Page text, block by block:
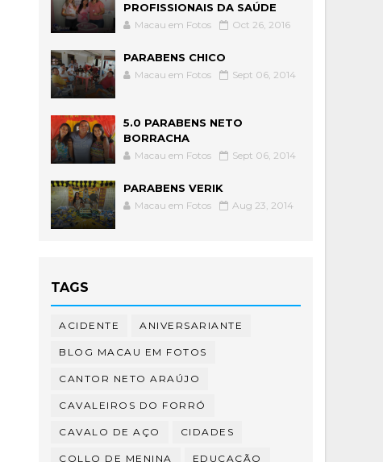
PROFISSIONAIS DA SAÚDE
Macau em Fotos Oct 26, 2016
PARABENS CHICO
Macau em Fotos Sept 06, 2014
5.0 PARABENS NETO
BORRACHA
Macau em Fotos Sept 06, 2014
PARABENS VERIK
Macau em Fotos Aug 23, 2014
TAGS
ACIDENTE ANIVERSARIANTE
BLOG MACAU EM FOTOS
CANTOR NETO ARAÚJO
CAVALEIROS DO FORRÓ
CAVALO DE AÇO CIDADES
COLLO DE MENINA EDUCAÇÃO